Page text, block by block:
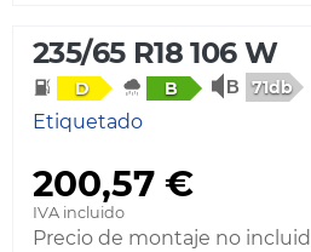
235/65 R18 106 W
D B 71db
Etiquetado
200,57 €
IVA incluido
Precio de montaje no